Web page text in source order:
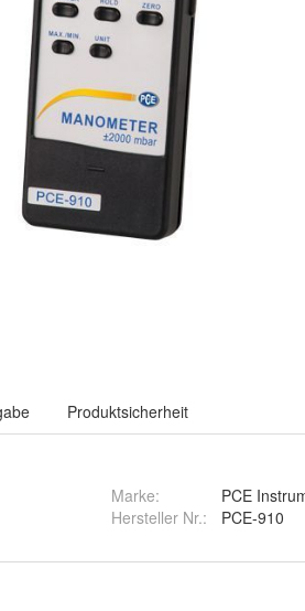
Produktsicherheit
Marke:
PCE
Hersteller Nr.:
PCE-910